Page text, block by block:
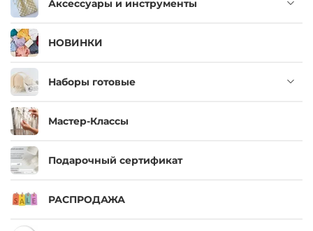
Аксессуары и инструменты
НОВИНКИ
Наборы готовые
Мастер-Классы
Подарочный сертификат
РАСПРОДАЖА